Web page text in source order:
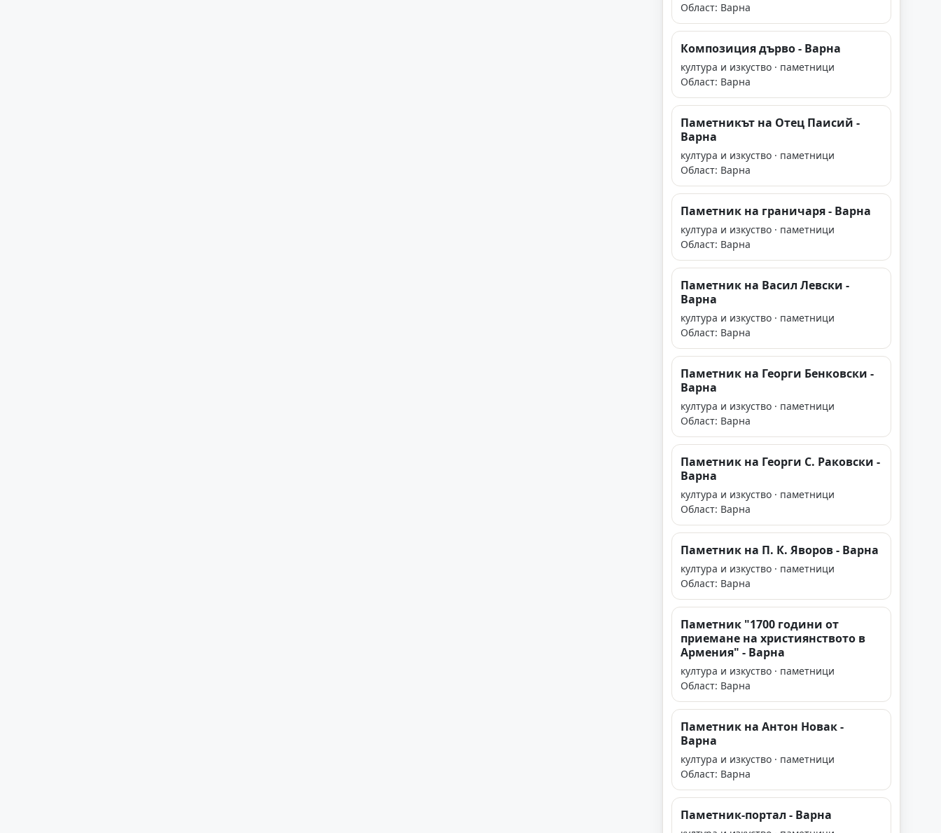
Област: Варна
Композиция дърво - Варна
култура и изкуство · паметници
Област: Варна
Паметникът на Отец Паиcий -
Варна
култура и изкуство · паметници
Област: Варна
Паметник на граничаря - Варна
култура и изкуство · паметници
Област: Варна
Паметник на Васил Левски -
Варна
култура и изкуство · паметници
Област: Варна
Паметник на Георги Бенковски -
Варна
култура и изкуство · паметници
Област: Варна
Паметник на Георги С. Раковски -
Варна
култура и изкуство · паметници
Област: Варна
Паметник на П. К. Яворов - Варна
култура и изкуство · паметници
Област: Варна
Паметник "1700 години от
приемане на християнството в
Армения" - Варна
култура и изкуство · паметници
Област: Варна
Паметник на Антон Новак -
Варна
култура и изкуство · паметници
Област: Варна
Паметник-портал - Варна